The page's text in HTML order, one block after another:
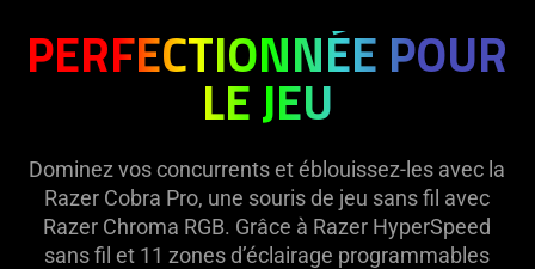
PERFECTIONNÉE POUR
LE JEU
Dominez vos concurrents et éblouissez-les avec la
Razer Cobra Pro, une souris de jeu sans fil avec
Razer Chroma RGB. Grâce à Razer HyperSpeed
sans fil et 11 zones d’éclairage programmables